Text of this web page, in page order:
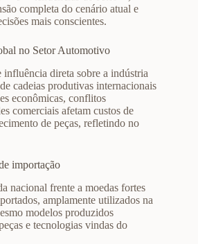
completa do cenário atual e
mais conscientes.
no Setor Automotivo
direta sobre a indústria
cadeias produtivas internacionais
econômicas, conflitos
comerciais afetam custos de
de peças, refletindo no
importação
nacional frente a moedas fortes
amplamente utilizados na
modelos produzidos
e tecnologias vindas do